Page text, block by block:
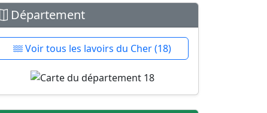
Département
Voir tous les lavoirs du Cher (18)